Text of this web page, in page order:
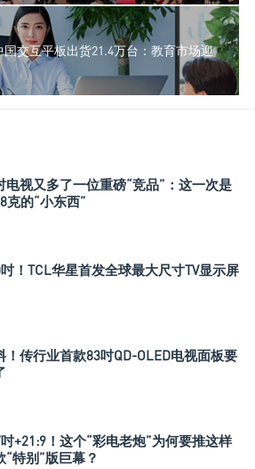
交互平板出货21.4万台：教育市场迎
电视又多了一位重磅“竞品”：这一次是
克的“小东西”
！TCL华星首发全球最大尺寸TV显示屏
！传行业首款83吋QD-OLED电视面板要
+21:9！这个“彩电老炮”为何要推这样
“特别”版巨幕？